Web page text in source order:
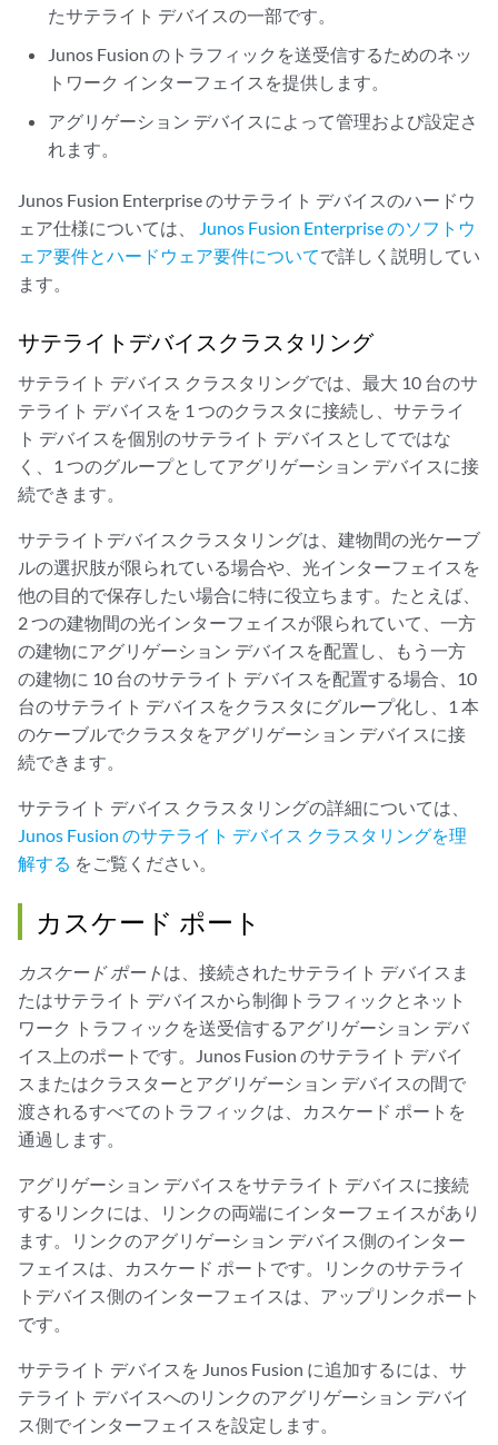
たサテライト デバイスの一部です。
Junos Fusion のトラフィックを送受信するためのネッ
トワーク インターフェイスを提供します。
アグリゲーション デバイスによって管理および設定さ
れます。
Junos Fusion Enterprise のサテライト デバイスのハードウ
ェア仕様については、
Junos Fusion Enterprise のソフトウ
ェア要件とハードウェア要件についてで詳しく説明してい
ます。
サテライトデバイスクラスタリング
サテライト デバイス クラスタリングでは、最大 10 台のサ
テライト デバイスを 1 つのクラスタに接続し、サテライ
ト デバイスを個別のサテライト デバイスとしてではな
く、1 つのグループとしてアグリゲーション デバイスに接
続できます。
サテライトデバイスクラスタリングは、建物間の光ケーブ
ルの選択肢が限られている場合や、光インターフェイスを
他の目的で保存したい場合に特に役立ちます。たとえば、
2 つの建物間の光インターフェイスが限られていて、一方
の建物にアグリゲーション デバイスを配置し、もう一方
の建物に 10 台のサテライト デバイスを配置する場合、10
台のサテライト デバイスをクラスタにグループ化し、1 本
のケーブルでクラスタをアグリゲーション デバイスに接
続できます。
サテライト デバイス クラスタリングの詳細については、
Junos Fusion のサテライト デバイス クラスタリングを理
解する をご覧ください。
カスケード ポート
カスケード ポート は、接続されたサテライト デバイスま
たはサテライト デバイスから制御トラフィックとネット
ワーク トラフィックを送受信するアグリゲーション デバ
イス上のポートです。Junos Fusion のサテライト デバイ
スまたはクラスターとアグリゲーション デバイスの間で
渡されるすべてのトラフィックは、カスケード ポートを
通過します。
アグリゲーション デバイスをサテライト デバイスに接続
するリンクには、リンクの両端にインターフェイスがあり
ます。リンクのアグリゲーション デバイス側のインター
フェイスは、カスケード ポートです。リンクのサテライ
トデバイス側のインターフェイスは、アップリンクポート
です。
サテライト デバイスを Junos Fusion に追加するには、サ
テライト デバイスへのリンクのアグリゲーション デバイ
ス側でインターフェイスを設定します。